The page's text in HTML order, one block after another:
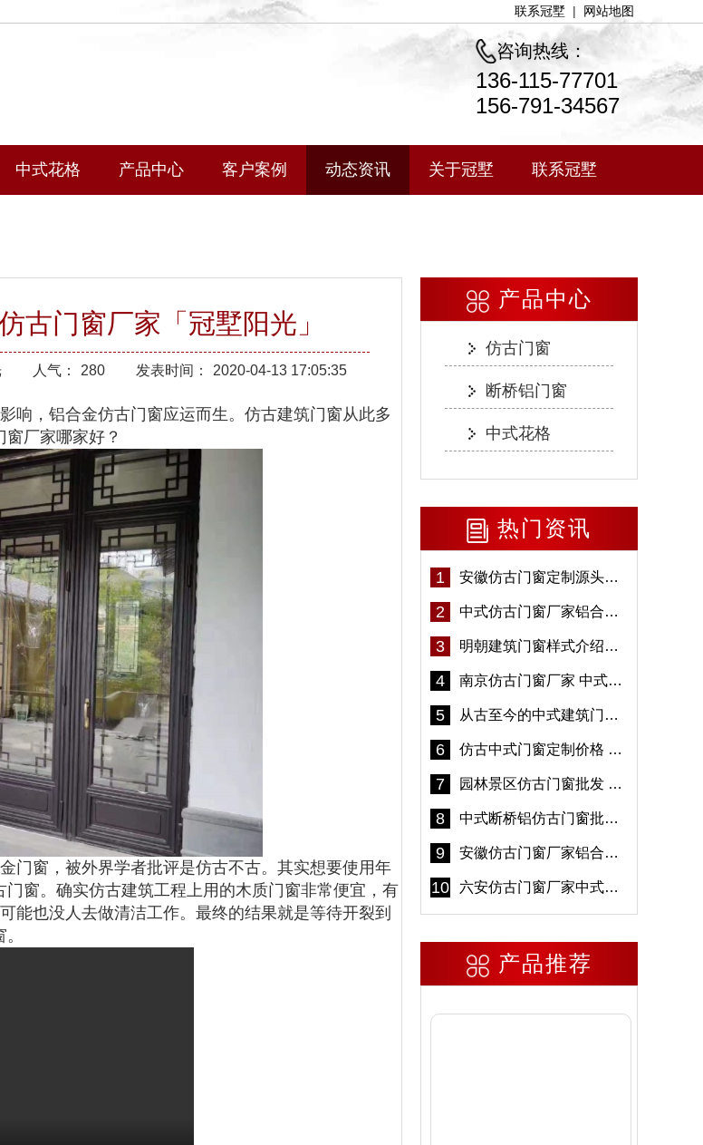
联系冠墅 | 网站地图
咨询热线：
136-115-77701
156-791-34567
中式花格 产品中心 客户案例 动态资讯 关于冠墅 联系冠墅
古门窗厂家「冠墅阳光」
人气： 280 发表时间： 2020-04-13 17:05:35
响，铝合金仿古门窗应运而生。仿古建筑门窗从此多
厂家哪家好？
门窗，被外界学者批评是仿古不古。其实想要使用年
窗。确实仿古建筑工程上用的木质门窗非常便宜，有
能也没人去做清洁工作。最终的结果就是等待开裂到
产品中心
仿古门窗
断桥铝门窗
中式花格
热门资讯
1 安徽仿古门窗定制源头厂家 好打理免维护-冠墅阳光
2 中式仿古门窗厂家铝合金仿古门窗定制 5年质保
3 明朝建筑门窗样式介绍——冠墅阳光
4 南京仿古门窗厂家 中式仿古门窗定制 节能防水
5 从古至今的中式建筑门窗到底有多美「冠墅阳光」
6 仿古中式门窗定制价格 铝合金仿古门窗报价
7 园林景区仿古门窗批发 铝合金仿古门窗采购-冠墅阳光
8 中式断桥铝仿古门窗批发 冠墅阳光仿古门窗 6000平米实体工厂
9 安徽仿古门窗厂家铝合金仿古门窗批发 免费设计出货快
10 六安仿古门窗厂家中式仿古门窗制作 6000平米源头厂家
产品推荐